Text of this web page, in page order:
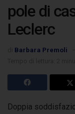
pole di
Leclerc
Barbara Premoli
Doppia